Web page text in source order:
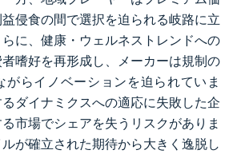
侵食の間で選択を迫られる岐路に立
に、健康・ウェルネストレンドへの
嗜好を再形成し、メーカーは規制の
がらイノベーションを迫られていま
ダイナミクスへの適応に失敗した企
市場でシェアを失うリスクがありま
が確立された期待から大きく逸脱し